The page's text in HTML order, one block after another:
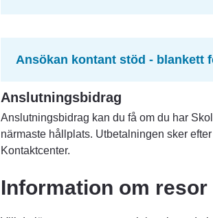
Ansökan kontant stöd - blankett
Anslutningsbidrag
Anslutningsbidrag kan du få om du har
närmaste hållplats. Utbetalningen sker
Kontaktcenter.
Information om